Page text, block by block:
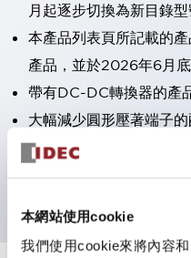
本網站使用cookie
我們使用cookie來將內容
月起逐步切換為新目錄
本產品列表頁所記載的
產品，並於2026年6月
帶有DC-DC轉換器的產
大幅減少圓形壓著端子
型）
具備UL、CSA、TÜV、